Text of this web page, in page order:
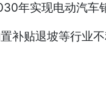
年实现电动汽车
补贴退坡等行业